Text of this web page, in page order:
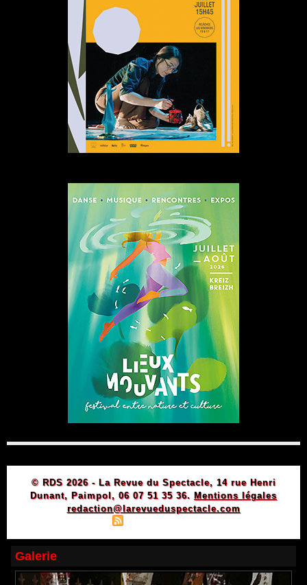
© RDS 2026 - La Revue du Spectacle, 14 rue Henri
Dunant, Paimpol, 06 07 51 35 36. Mentions légales
redaction@larevueduspectacle.com
Galerie